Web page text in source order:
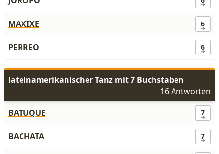
MAXIXE 6
PERREO 6
lateinamerikanischer Tanz mit 7 Buchstaben
16 Antworten
BATUQUE
7
BACHATA 7